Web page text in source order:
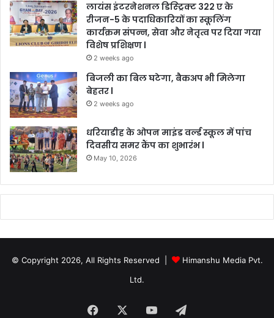
लायंस इंटरनेशनल डिस्ट्रिक्ट 322 ए के
रीजन-5 के पदाधिकारियों का स्कूलिंग
कार्यक्रम संपन्न, सेवा और नेतृत्व पर दिया गया
विशेष प्रशिक्षण l
2 weeks ago
बिजली का बिल घटेगा, बैकअप भी मिलेगा
बेहतर l
2 weeks ago
धरियाडीह के ओपन माइंड वर्ल्ड स्कूल में पांच
दिवसीय समर कैंप का शुभारंभ l
May 10, 2026
© Copyright 2026, All Rights Reserved |
Himanshu Media Pvt.
Ltd.
Facebook YouTubeTelegram